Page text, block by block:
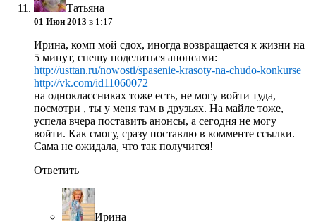
Татьяна
01 Июн 2013 в 1:17
Ирина, комп мой сдох, иногда возвращается к жизни на
5 минут, спешу поделиться анонсами:
http://usttan.ru/nowosti/spasenie-krasoty-na-chudo-konkurse
http://vk.com/id11060072
на одноклассниках тоже есть, не могу войти туда,
посмотри , ты у меня там в друзьях. На майле тоже,
успела вчера поставить анонсы, а сегодня не могу
войти. Как смогу, сразу поставлю в комменте ссылки.
Сама не ожидала, что так получится!
Ответить
Ирина